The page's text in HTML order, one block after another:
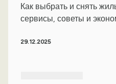
Как выбрать и снять
сервисы, советы и
29.12.2025